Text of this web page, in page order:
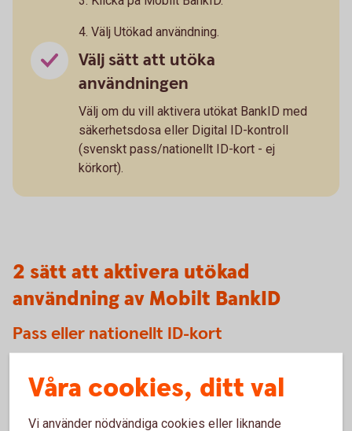
4. Välj Utökad användning.
Välj sätt att utöka
användningen
Välj om du vill aktivera utökat BankID med
säkerhetsdosa eller Digital ID-kontroll
(svenskt pass/nationellt ID-kort - ej
körkort).
2 sätt att aktivera utökad
användning av Mobilt BankID
Pass eller nationellt ID-kort
genom att fotografera ditt svenska pass eller nationella ID-
kort? Med Digital ID-kontroll går det snabbt och smidigt!
Våra cookies, ditt val
Vi använder nödvändiga cookies eller liknande